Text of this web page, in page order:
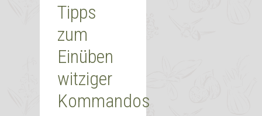
Tipps
zum
Einüben
witziger
Kommandos